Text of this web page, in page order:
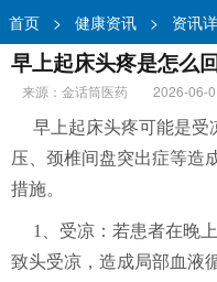
首页 > 健康资讯 > 资讯
早上起床头疼是怎么
来源：金话筒医药
2026-06-
早上起床头疼可能是受
压、颈椎间盘突出症等造
措施。
1、受凉：若患者在晚
致头受凉，造成局部血液